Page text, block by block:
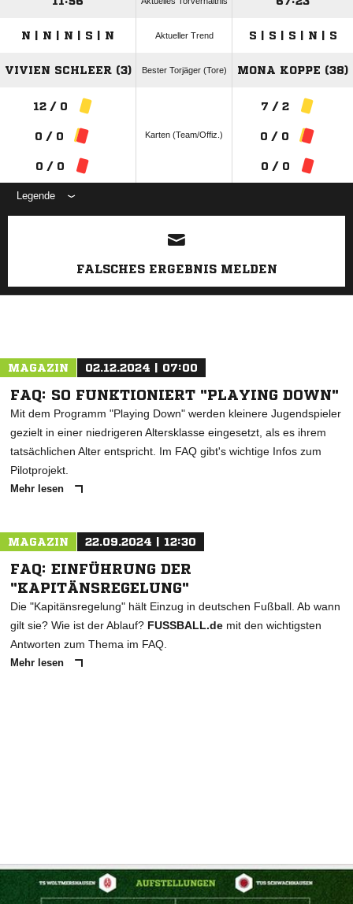
N | N | N | S | N Aktueller Trend S | S | S | N | S
VIVIEN SCHLEER (3) Bester Torjäger (Tore) MONA KOPPE (38)
12 / 0
0 / 0
0 / 0
Karten (Team/Offiz.)
7 / 2
0 / 0
0 / 0
Legende
ANZEIGE
FALSCHES ERGEBNIS MELDEN
MAGAZIN 02.12.2024 | 07:00
FAQ: SO FUNKTIONIERT "PLAYING DOWN"
Mit dem Programm "Playing Down" werden kleinere Jugendspieler
gezielt in einer niedrigeren Altersklasse eingesetzt, als es ihrem
tatsächlichen Alter entspricht. Im FAQ gibt's wichtige Infos zum
Pilotprojekt.
Mehr lesen
MAGAZIN 22.09.2024 | 12:30
FAQ: EINFÜHRUNG DER
"KAPITÄNSREGELUNG"
Die "Kapitänsregelung" hält Einzug in deutschen Fußball. Ab wann
gilt sie? Wie ist der Ablauf? FUSSBALL.de mit den wichtigsten
Antworten zum Thema im FAQ.
Mehr lesen